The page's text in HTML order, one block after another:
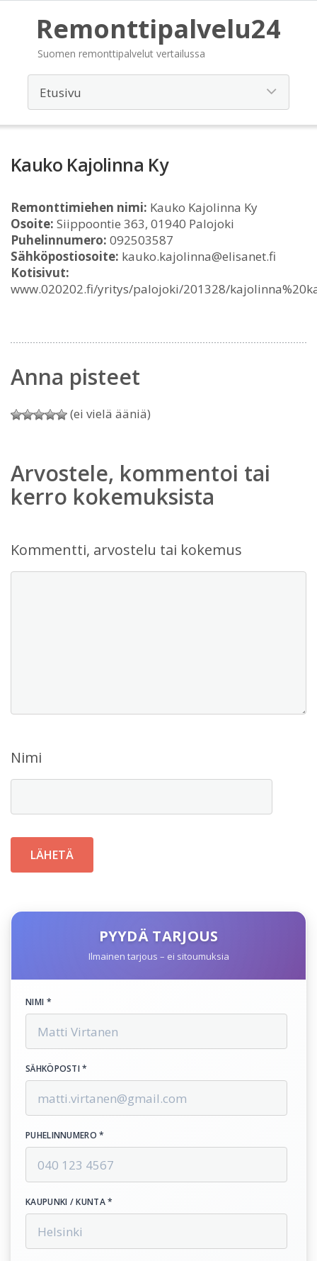
Remonttipalvelu24
Suomen remonttipalvelut vertailussa
Kauko Kajolinna Ky
Remonttimiehen nimi: Kauko Kajolinna Ky
Osoite: Siippoontie 363, 01940 Palojoki
Puhelinnumero: 092503587
Sähköpostiosoite: kauko.kajolinna@elisanet.fi
Kotisivut:
www.020202.fi/yritys/palojoki/201328/
Anna pisteet
(ei vielä ääniä)
Arvostele, kommentoi tai
kerro kokemuksista
Kommentti, arvostelu tai kokemus
Nimi
PYYDÄ TARJOUS
Ilmainen tarjous – ei sitoumuksia
NIMI *
SÄHKÖPOSTI *
PUHELINNUMERO *
KAUPUNKI / KUNTA *